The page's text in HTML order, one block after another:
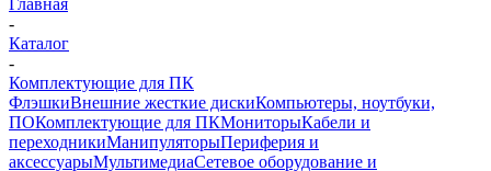
Главная
-
Каталог
-
Комплектующие для ПК
ФлэшкиВнешние жесткие дискиКомпьютеры, ноутбуки,
ПОКомплектующие для ПКМониторыКабели и
переходникиМанипуляторыПериферия и
аксессуарыМультимедиаСетевое оборудование и